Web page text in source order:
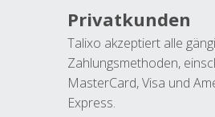
Privatkunden
Talixo akzeptiert alle
Zahlungsmethoden,
MasterCard, Visa und
Express.